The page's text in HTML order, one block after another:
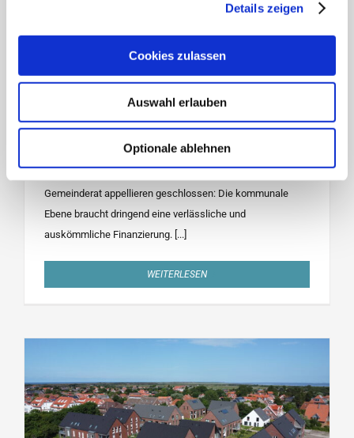
Details zeigen
Cookies zulassen
Auswahl erlauben
Optionale ablehnen
Pressemitteilung Inselgemeinde Langeoog 22.06.2026 Die
Juni 2026 macht auch die In-selgemeinde Langeoog auf
die zunehmend angespannte finanzielle Lage der
Gemeinderat appellieren geschlossen: Die kommunale
Ebene braucht dringend eine verlässliche und
auskömmliche Finanzierung. [...]
WEITERLESEN